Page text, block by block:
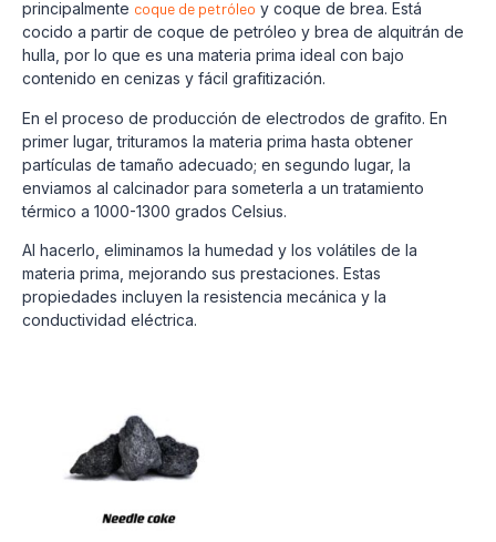
principalmente coque de petróleo y coque de brea. Está
cocido a partir de coque de petróleo y brea de alquitrán de
hulla, por lo que es una materia prima ideal con bajo
contenido en cenizas y fácil grafitización.
En el proceso de producción de electrodos de grafito. En
primer lugar, trituramos la materia prima hasta obtener
partículas de tamaño adecuado; en segundo lugar, la
enviamos al calcinador para someterla a un tratamiento
térmico a 1000-1300 grados Celsius.
Al hacerlo, eliminamos la humedad y los volátiles de la
materia prima, mejorando sus prestaciones. Estas
propiedades incluyen la resistencia mecánica y la
conductividad eléctrica.